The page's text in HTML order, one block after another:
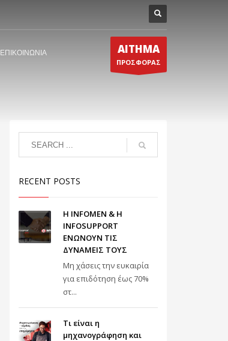
ΕΠΙΚΟΙΝΩΝΙΑ ΑΙΤΗΜΑ
ΠΡΟΣΦΟΡΑΣ
RECENT POSTS
Η INFOMEN & Η
INFOSUPPORT
ΕΝΩΝΟΥΝ ΤΙΣ
ΔΥΝΑΜΕΙΣ ΤΟΥΣ
Μη χάσεις την ευκαιρία
για επιδότηση έως 70%
στ...
Τι είναι η
μηχανογράφηση και